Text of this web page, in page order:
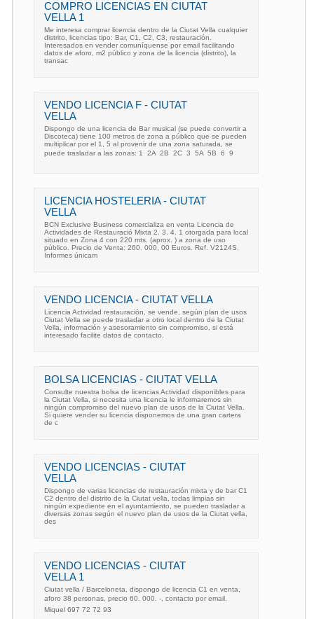
COMPRO LICENCIAS EN CIUTAT
VELLA 1
Me interesa comprar licencia dentro de la Ciutat Vella cualquier
distrito, licencias tipo: Bar, C1, C2, C3, restauración.
Interesados en vender comuníquense por email facilitando
datos de aforo, m2 público y zona de la licencia (distrito), la
transac
VENDO LICENCIA F - CIUTAT
VELLA
Dispongo de una licencia de Bar musical (se puede convertir a
Discoteca) tiene 100 metros de zona a público que se pueden
multiplicar por el 1, 5 al provenir de una zona saturada, se
puede trasladar a las zonas: 1  2A  2B  2C  3  5A  5B  6  9
LICENCIA HOSTELERIA - CIUTAT
VELLA
BCN Exclusive Business comercializa en venta Licencia de
Actividades de Restauració Mixta 2. 3. 4. 1 otorgada para local
situado en Zona 4 con 220 mts. (aprox. ) a zona de uso
público. Precio de Venta: 260. 000, 00 Euros. Ref. V2124S.
Informes únicam
VENDO LICENCIA - CIUTAT VELLA
Licencia Actividad restauración, se vende, según plan de usos
Ciutat Vella se puede trasladar a otro local dentro de la Ciutat
Vella, información y asesoramiento sin compromiso, si está
interesado facilite datos de contacto.
BOLSA LICENCIAS - CIUTAT VELLA
Consulte nuestra bolsa de licencias Actividad disponibles para
la Ciutat Vella, si necesita una licencia le informaremos sin
ningún compromiso del nuevo plan de usos de la Ciutat Vella.
Si quiere vender su licencia disponemos de una gran cartera
de c
VENDO LICENCIAS - CIUTAT
VELLA
Dispongo de varias licencias de restauración mixta y de bar C1
C2 dentro del distrito de la Ciutat vella, todas limpias sin
ningún expediente en el ayuntamiento, se pueden trasladar a
diversas zonas según el nuevo plan de usos de la Ciutat vella,
des
VENDO LICENCIAS - CIUTAT
VELLA 1
Ciutat vella / Barceloneta, dispongo de licencia C1 en venta,
aforo 38 personas, precio 60. 000. -, contacto por email.
Miquel 697 72 72 93